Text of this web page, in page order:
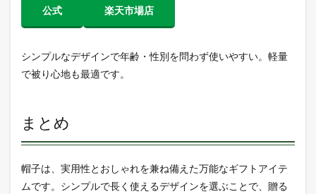
公式 楽天市場店
シンプルなデザインで年齢・性別を問わず使いやすい。軽量
で被り心地も最適です。
まとめ
帽子は、実用性とおしゃれを兼ね備えた万能なギフトアイテ
ムです。シンプルで長く使えるデザインを選ぶことで、贈る